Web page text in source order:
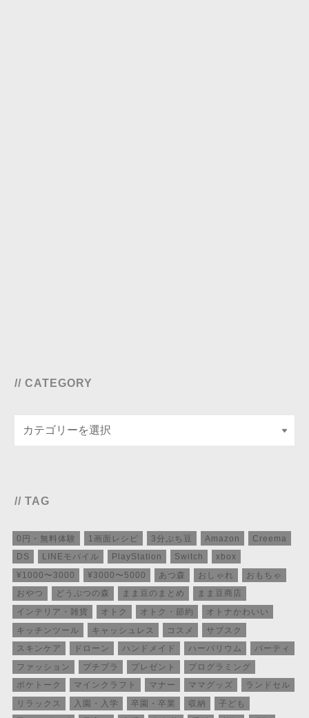
// CATEGORY
// TAG
0円・無料体験 1画面レシピ 3分ぷち豆 Amazon
Creema
DS
LINEモバイル PlayStation Switch
xbox
¥1000〜3000
¥3000〜5000 あつ森 おしゃれ
おもちゃ
おやつ
どうぶつの森 まま豆のまとめ
まま豆商店
インテリア・雑貨
オトク オトク・節約
オトナかわいい
キッチンツール
キャッシュレス コスメ
サブスク
スキンケア
ドローン ハンドメイド ハーバリウム
パーティ
ファッション
プチプラ プレゼント
プログラミング
ポケトーク
マインクラフト マナー ママグッズ
ランドセル
リラックス
入園・入学 卒園・卒業 収納
子ども